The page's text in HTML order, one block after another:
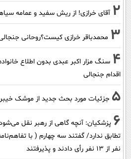
2 آقای خرازی! از ریش سفید و عمامه
3 محمدباقر خرازی کیست؟روحانی
4 سنگ مزار اکبر عبدی بدون اطلاع
اقدام جنجالی
5 جزئیات مورد بحث جدید از موشک
6 پزشکیان‌: آنچه گاهی از رهبر نقل
نفر از 13 نفر رأی دادند و پذیرفتند